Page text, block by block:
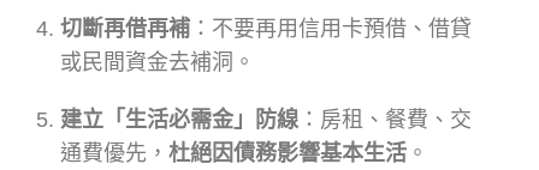
切斷再借再補 ：不要再用信用卡預借、借貸
或民間資金去補洞。
建立「生活必需金」防線 ：房租、餐費、交
通費優先， 杜絕因債務影響基本生活 。